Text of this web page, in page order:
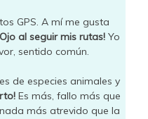
GPS. A mí me gusta
al seguir mis rutas! Yo
sentido común.
de especies animales y
Es más, fallo más que
más atrevido que la